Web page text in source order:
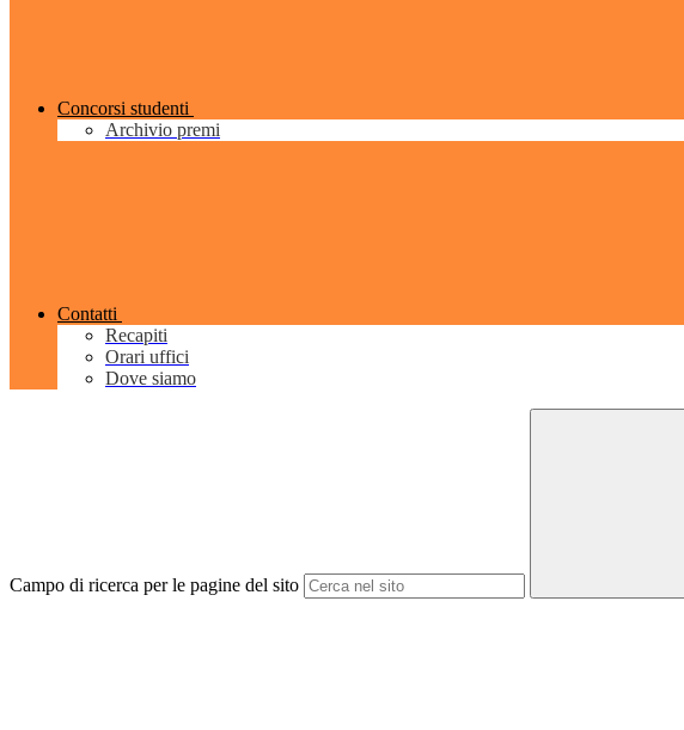
Concorsi studenti
Archivio premi
Contatti
Recapiti
Orari uffici
Dove siamo
Campo di ricerca per le pagine del sito